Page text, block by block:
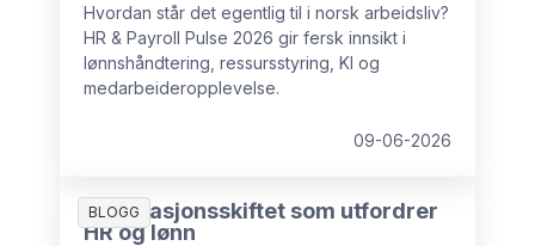
Hvordan står det egentlig til i norsk arbeidsliv?
HR & Payroll Pulse 2026 gir fersk innsikt i
lønnshåndtering, ressursstyring, KI og
medarbeideropplevelse.
09-06-2026
BLOGG
Generasjonsskiftet som utfordrer
HR og lønn